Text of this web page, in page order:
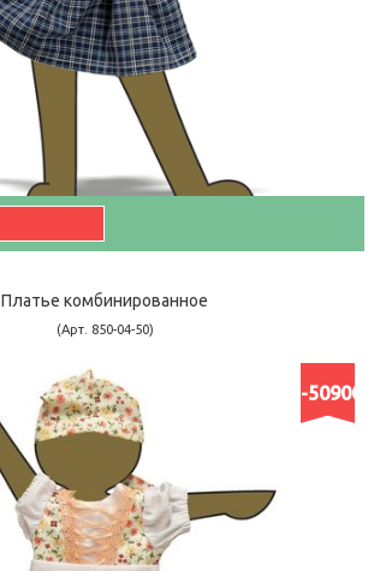
Платье комбинированное
(Арт. 850-04-50)
-